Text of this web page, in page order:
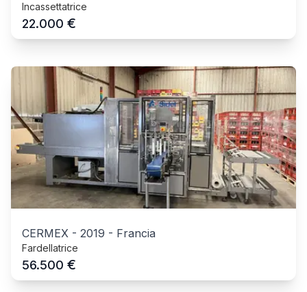
Incassettatrice
22.000 €
CERMEX - 2019 - Francia
Fardellatrice
56.500 €